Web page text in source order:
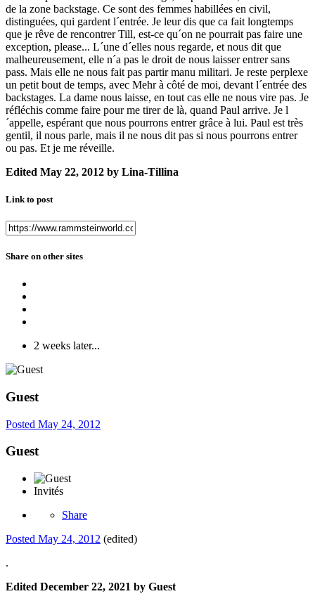
de la zone backstage. Ce sont des femmes habillées en civil,
distinguées, qui gardent l´entrée. Je leur dis que ca fait longtemps
que je rêve de rencontrer Till, est-ce qu´on ne pourrait pas faire une
exception, please... L´une d´elles nous regarde, et nous dit que
malheureusement, elle n´a pas le droit de nous laisser entrer sans
pass. Mais elle ne nous fait pas partir manu militari. Je reste perplexe
un petit bout de temps, avec Mehr à côté de moi, devant l´entrée des
backstages. La dame nous laisse, en tout cas elle ne nous vire pas. Je
réfléchis comme faire pour me tirer de là, quand Paul arrive. Je l
´appelle, espérant que nous pourrons entrer grâce à lui. Paul est très
gentil, il nous parle, mais il ne nous dit pas si nous pourrons entrer
ou pas. Et je me réveille.
Edited May 22, 2012 by Lina-Tillina
Link to post
Share on other sites
2 weeks later...
Guest
Posted May 24, 2012
Guest
Invités
Share
Posted May 24, 2012 (edited)
.
Edited December 22, 2021 by Guest